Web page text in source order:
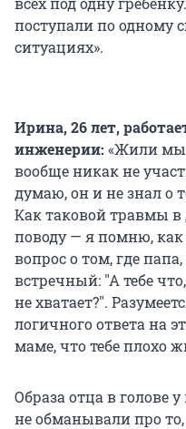
поступали по одному
ситуациях».
Ирина, 26 лет,
инженерии: «Жили мы
вообще никак не
думаю, он и не знал о
Как таковой травмы в
поводу — я помню,
вопрос о том, где
встречный: "А тебе
не хватает?".
логичного ответа на
маме, что тебе плохо
Образа отца в голове
не обманывали про